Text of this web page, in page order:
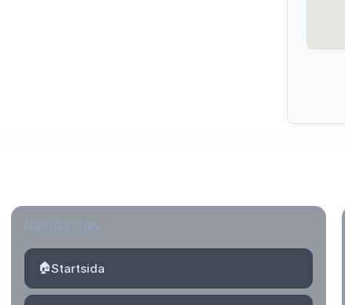
🏠Startsida